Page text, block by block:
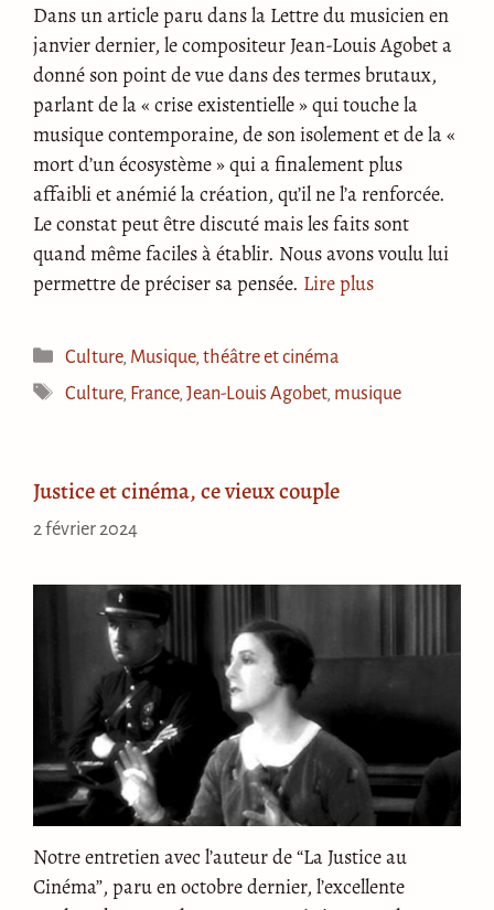
Dans un article paru dans la Lettre du musicien en
janvier dernier, le compositeur Jean-Louis Agobet a
donné son point de vue dans des termes brutaux,
parlant de la « crise existentielle » qui touche la
musique contemporaine, de son isolement et de la «
mort d’un écosystème » qui a finalement plus
affaibli et anémié la création, qu’il ne l’a renforcée.
Le constat peut être discuté mais les faits sont
quand même faciles à établir. Nous avons voulu lui
permettre de préciser sa pensée. Lire plus
Catégories
Culture, Musique, théâtre et cinéma
Étiquettes
Culture, France,Jean-Louis Agobet, musique
Justice et cinéma, ce vieux couple
2 février 2024
Notre entretien avec l’auteur de “La Justice au
Cinéma”, paru en octobre dernier, l’excellente